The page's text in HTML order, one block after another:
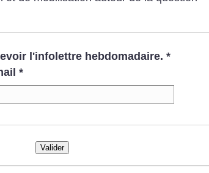
l'infolettre hebdomadaire. *
*
Valider